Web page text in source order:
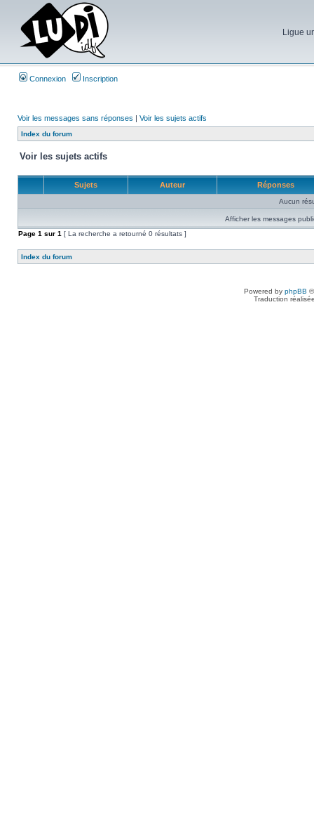
Ligue
Connexion Inscription
Voir les messages sans réponses | Voir les sujets actifs
Index du forum
Voir les sujets actifs
Sujets Auteur Réponses
Aucun
Afficher les messages
Page 1 sur 1 [ La recherche a retourné 0 résultats ]
Index du forum
Powered by phpBB
Traduction